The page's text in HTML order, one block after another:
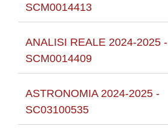
SCM0014413
ANALISI REALE 2024-2025 -
SCM0014409
ASTRONOMIA 2024-2025 -
SC03100535